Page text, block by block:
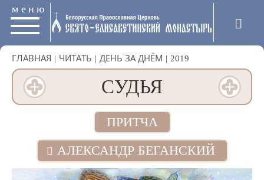
меню
ГЛАВНАЯ | ЧИТАТЬ | ДЕНЬ ЗА ДНЁМ | 2019
СУДЬЯ
ПРИТЧА
АЛЕКСАНДР БЕГАНСКИЙ